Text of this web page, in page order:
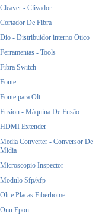
Cleaver - Clivador
Cortador De Fibra
Dio - Distribuidor interno Otico
Ferramentas - Tools
Fibra Switch
Fonte
Fonte para Olt
Fusion - Máquina De Fusão
HDMI Extender
Media Converter - Conversor De
Midia
Microscopio Inspector
Modulo Sfp/xfp
Olt e Placas Fiberhome
Onu Epon